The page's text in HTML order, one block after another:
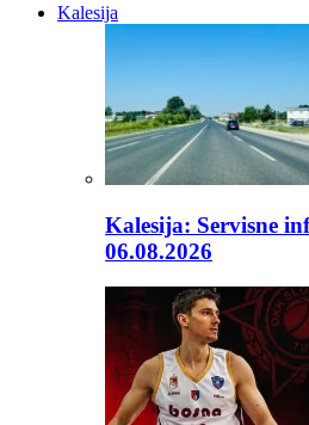
Kalesija
Kalesija: Servisne
06.08.2026